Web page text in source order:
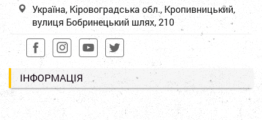
Україна, Кіровоградська обл., Кропивницький,
вулиця Бобринецький шлях, 210
ІНФОРМАЦІЯ